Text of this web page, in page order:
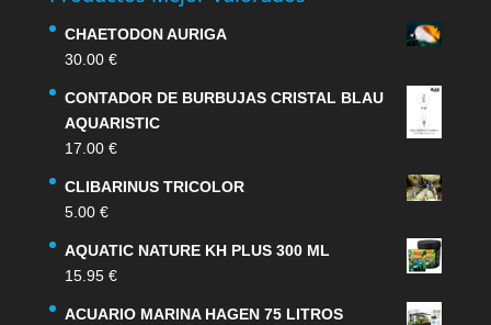
CHAETODON AURIGA
30.00 €
CONTADOR DE BURBUJAS CRISTAL BLAU
AQUARISTIC
17.00 €
CLIBARINUS TRICOLOR
5.00 €
AQUATIC NATURE KH PLUS 300 ML
15.95 €
ACUARIO MARINA HAGEN 75 LITROS